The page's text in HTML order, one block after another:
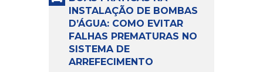
Importada e distribuída […]
INSTALAÇÃO DE BOMBAS
D’ÁGUA: COMO EVITAR
FALHAS PREMATURAS NO
SISTEMA DE
ARREFECIMENTO